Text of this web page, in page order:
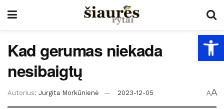
Kad gerumas niekada
nesibaigtų
Autorius: Jurgita Morkūnienė 2023-12-05 AA